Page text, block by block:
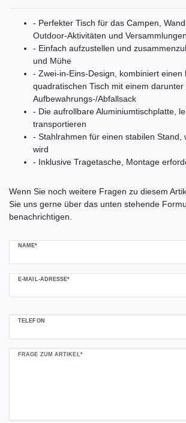
- Perfekter Tisch für das Campen,
Outdoor-Aktivitäten und Versammlungen
- Einfach aufzustellen und
und Mühe
- Zwei-in-Eins-Design, kombiniert einen
quadratischen Tisch mit einem darunter
Aufbewahrungs-/Abfallsack
- Die aufrollbare Aluminiumtischplatte,
transportieren
- Stahlrahmen für einen stabilen Stand,
wird
- Inklusive Tragetasche, Montage
Wenn Sie noch weitere Fragen zu diesem
Sie uns gerne über das unten stehende
benachrichtigen.
NAME*
E-MAIL-ADRESSE*
TELEFON
FRAGE ZUM ARTIKEL*